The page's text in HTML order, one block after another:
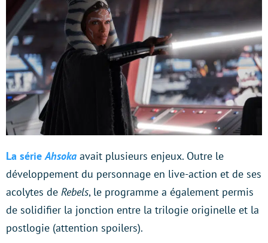
La sérieAhsoka avait plusieurs enjeux. Outre le
développement du personnage en live-action et de ses
acolytes de Rebels, le programme a également permis
de solidifier la jonction entre la trilogie originelle et la
postlogie (attention spoilers).